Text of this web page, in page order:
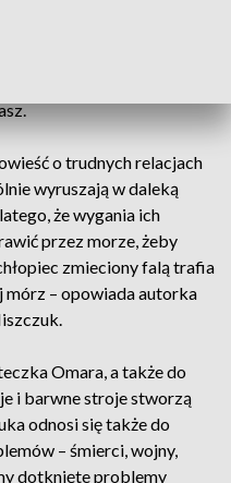
o trudnych relacjach
wyruszają w daleką
że wygania ich
przez morze, żeby
zmieciony falą trafia
– opowiada autorka
Omara, a także do
i barwne stroje stworzą
odnosi się także do
– śmierci, wojny,
dotknięte problemy